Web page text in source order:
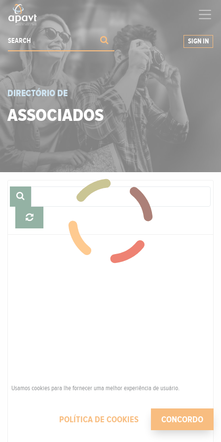
grow your business
SIGN IN
DIRECTÓRIO DE
ASSOCIADOS
Usamos cookies para lhe fornecer uma melhor experiência de usuário.
POLÍTICA DE COOKIES CONCORDO